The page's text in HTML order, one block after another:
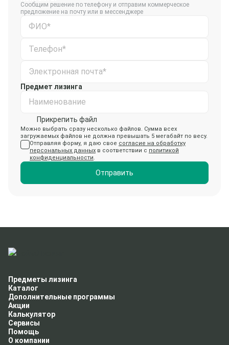
Сообщим решение по телефону и отправим коммерческое
предложение на почту или в мессенджере
ФИО*
Телефон*
Электронная почта*
Предмет лизинга
Наименование
Прикрепить файл
Можно выбрать сразу несколько файлов. Сумма всех
загружаемых файлов не должна превышать 5 мегабайт по весу.
Отправляя форму, я даю свое согласие на обработку
персональных данных в соответствии с политикой
конфиденциальности.
Отправить
Предметы лизинга
Каталог
Дополнительные программы
Акции
Калькулятор
Сервисы
Помощь
О компании